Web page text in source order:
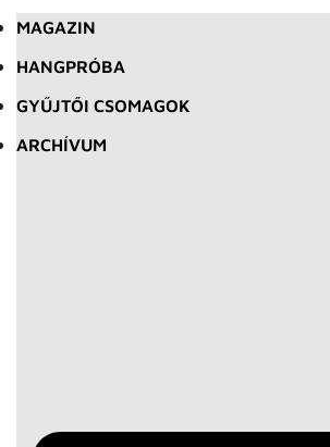
MAGAZIN
HANGPRÓBA
GYŰJTŐI CSOMAGOK
ARCHÍVUM